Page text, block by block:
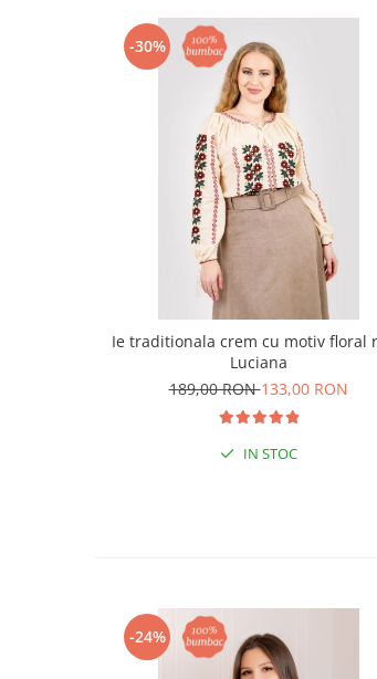
-30%
Ie traditionala crem cu motiv floral
Luciana
189,00 RON133,00 RON
IN STOC
-24%